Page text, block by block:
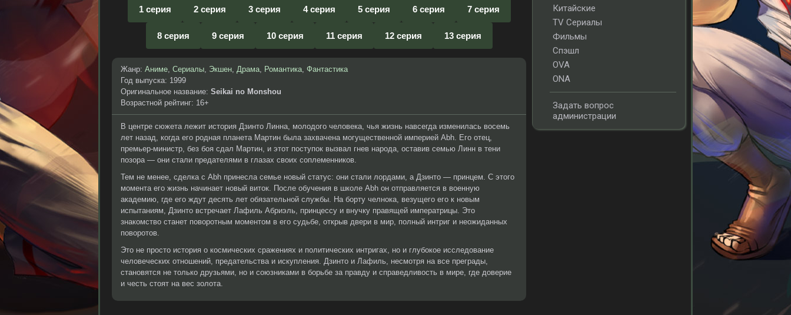
1 серия 2 серия 3 серия 4 серия 5 серия 6 серия 7 серия
8 серия 9 серия 10 серия 11 серия 12 серия 13 серия
Жанр: Аниме, Сериалы, Экшен, Драма, Романтика, Фантастика
Год выпуска: 1999
Оригинальное название: Seikai no Monshou
Возрастной рейтинг: 16+
В центре сюжета лежит история Дзинто Линна, молодого человека, чья жизнь навсегда изменилась восемь
лет назад, когда его родная планета Мартин была захвачена могущественной империей Abh. Его отец,
премьер-министр, без боя сдал Мартин, и этот поступок вызвал гнев народа, оставив семью Линн в тени
позора — они стали предателями в глазах своих соплеменников.
Тем не менее, сделка с Abh принесла семье новый статус: они стали лордами, а Дзинто — принцем. С этого
момента его жизнь начинает новый виток. После обучения в школе Abh он отправляется в военную
академию, где его ждут десять лет обязательной службы. На борту челнока, везущего его к новым
испытаниям, Дзинто встречает Лафиль Абриэль, принцессу и внучку правящей императрицы. Это
знакомство станет поворотным моментом в его судьбе, открыв двери в мир, полный интриг и неожиданных
поворотов.
Это не просто история о космических сражениях и политических интригах, но и глубокое исследование
человеческих отношений, предательства и искупления. Дзинто и Лафиль, несмотря на все преграды,
становятся не только друзьями, но и союзниками в борьбе за правду и справедливость в мире, где доверие
и честь стоят на вес золота.
Китайские
TV Сериалы
Фильмы
Спэшл
OVA
ONA
Задать вопрос
администрации